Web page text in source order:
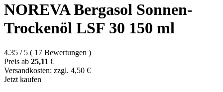
NOREVA Bergasol Sonnen-
Trockenöl LSF 30 150 ml
4.35 / 5 ( 17 Bewertungen )
Preis ab 25,11 €
Versandkosten: zzgl. 4,50 €
Jetzt kaufen